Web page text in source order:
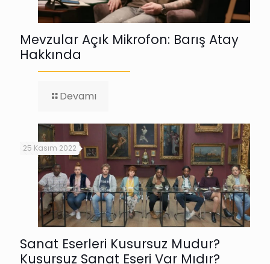
Mevzular Açık Mikrofon: Barış Atay
Hakkında
Devamı
Mikrofon:
Barış
Atay
Hakkında
25 Kasım 2022
Sanat Eserleri Kusursuz Mudur?
Kusursuz Sanat Eseri Var Mıdır?